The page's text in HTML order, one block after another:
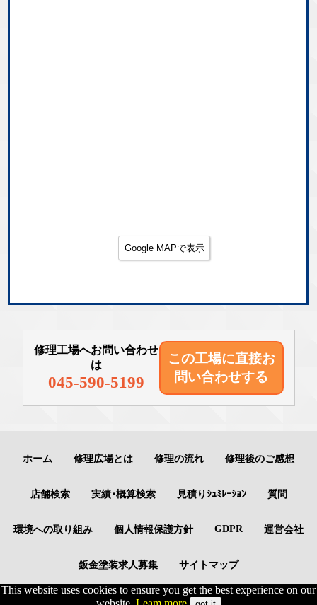
Google MAPで表示
修理工場へお問い合わせ
は
045-590-5199
この工場に直接お
問い合わせする
ホーム 修理広場とは 修理の流れ 修理後のご感想
店舗検索 実績･概算検索 見積りｼｭﾐﾚｰｼｮﾝ 質問
環境への取り組み 個人情報保護方針 GDPR 運営会社
鈑金塗装求人募集 サイトマップ
This website uses cookies to ensure you get the best experience on our